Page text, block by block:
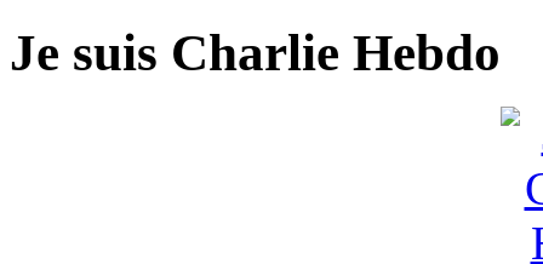
Je suis Charlie Hebdo